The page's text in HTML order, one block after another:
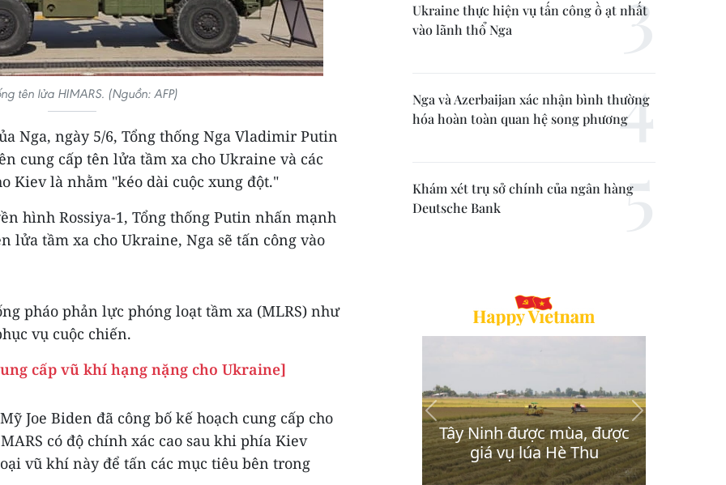
tên lửa HIMARS. (Nguồn: AFP)
Nga, ngày 5/6, Tổng thống Nga Vladimir Putin
cung cấp tên lửa tầm xa cho Ukraine và các
Kiev là nhằm "kéo dài cuộc xung đột."
hình Rossiya-1, Tổng thống Putin nhấn mạnh
lửa tầm xa cho Ukraine, Nga sẽ tấn công vào
pháo phản lực phóng loạt tầm xa (MLRS) như
vụ cuộc chiến.
cấp vũ khí hạng nặng cho Ukraine]
Joe Biden đã công bố kế hoạch cung cấp cho
có độ chính xác cao sau khi phía Kiev
vũ khí này để tấn các mục tiêu bên trong
Ukraine thực hiện vụ tấn công ồ ạt nhất
vào lãnh thổ Nga
Nga và Azerbaijan xác nhận bình thường
hóa hoàn toàn quan hệ song phương
Khám xét trụ sở chính của ngân hàng
Deutsche Bank